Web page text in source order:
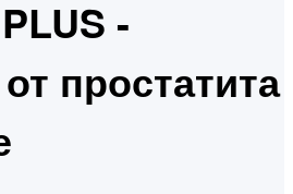
-
простатита